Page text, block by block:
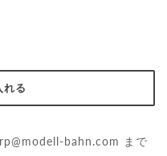
bahn.com
まで